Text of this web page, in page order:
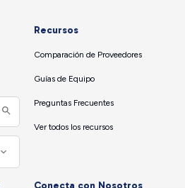
Recursos
Comparación de Proveedores
Guías de Equipo
Preguntas Frecuentes
Ver todos los recursos
Conecta con Nosotros